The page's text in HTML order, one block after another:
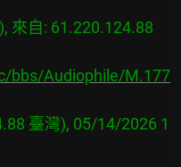
來自: 61.220.124.88
bbs/Audiophile/M.177
臺灣), 05/14/2026 1